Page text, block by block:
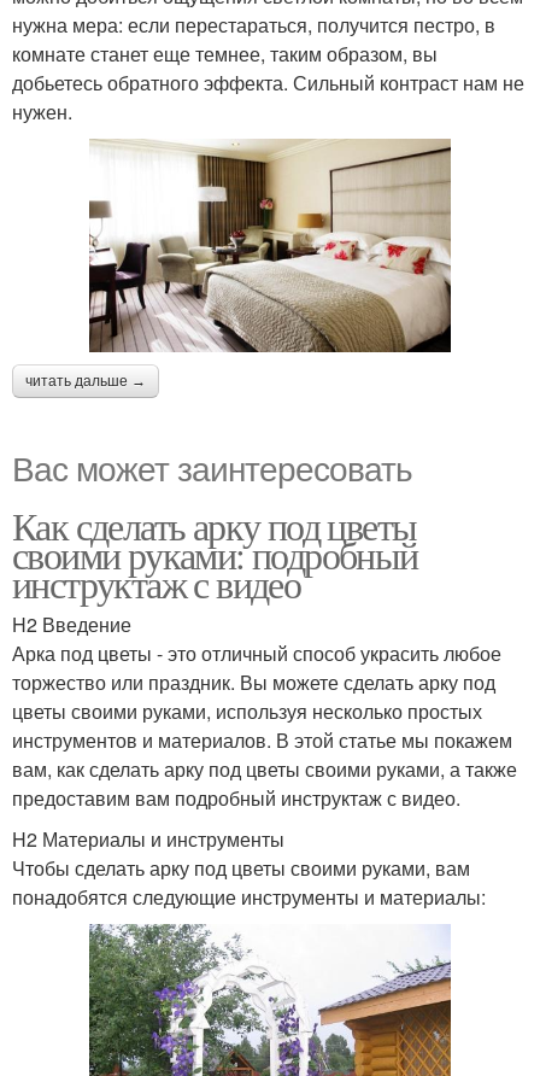
нужна мера: если перестараться, получится пестро, в
комнате станет еще темнее, таким образом, вы
добьетесь обратного эффекта. Сильный контраст нам не
нужен.
читать дальше →
Вас может заинтересовать
Как сделать арку под цветы
своими руками: подробный
инструктаж с видео
H2 Введение
Арка под цветы - это отличный способ украсить любое
торжество или праздник. Вы можете сделать арку под
цветы своими руками, используя несколько простых
инструментов и материалов. В этой статье мы покажем
вам, как сделать арку под цветы своими руками, а также
предоставим вам подробный инструктаж с видео.
H2 Материалы и инструменты
Чтобы сделать арку под цветы своими руками, вам
понадобятся следующие инструменты и материалы: